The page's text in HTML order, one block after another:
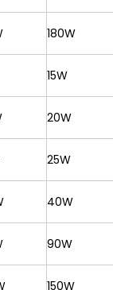
180W
15W
20W
25W
40W
90W
150W